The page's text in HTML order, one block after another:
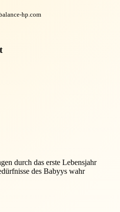
hp.com
durch das erste Lebensjahr
des Babyys wahr